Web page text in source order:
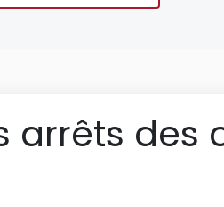
arrêts des